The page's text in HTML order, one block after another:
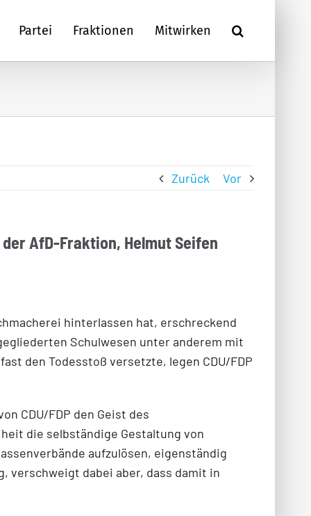
Partei Fraktionen Mitwirken
Zurück Vor
AfD-Fraktion, Helmut Seifen
hinterlassen hat, erschreckend
Schulwesen unter anderem mit
den Todesstoß versetzte, legen CDU/FDP
CDU/FDP den Geist des
die selbständige Gestaltung von
aufzulösen, eigenständig
verschweigt dabei aber, dass damit in